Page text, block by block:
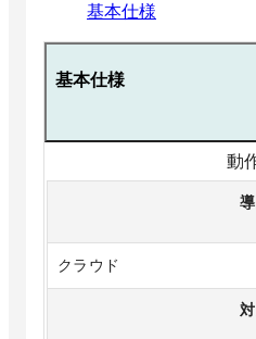
基本仕様
基本仕様
動
クラウド